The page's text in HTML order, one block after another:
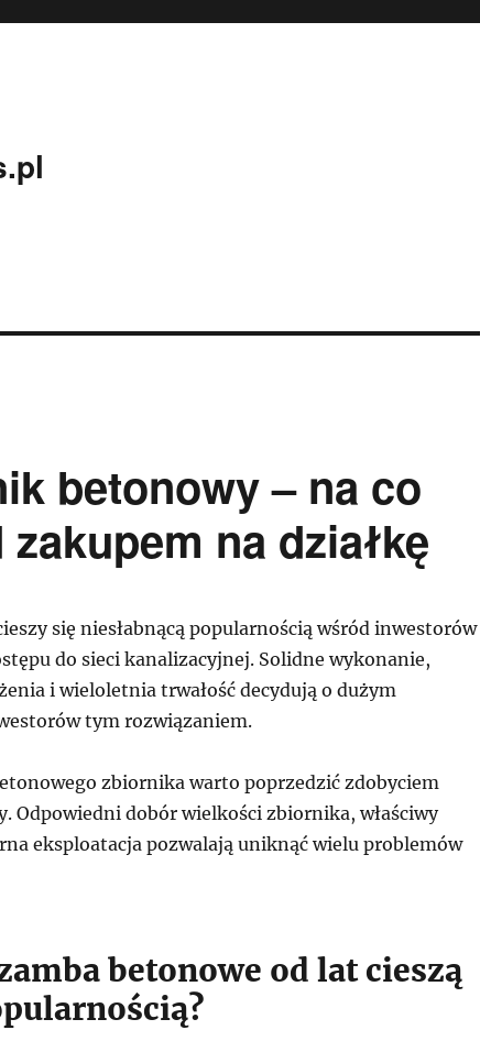
betonowy – na co
na działkę
się niesłabnącą popularnością wśród inwestorów
do sieci kanalizacyjnej. Solidne wykonanie,
i wieloletnia trwałość decydują o dużym
tym rozwiązaniem.
zbiornika warto poprzedzić zdobyciem
Odpowiedni dobór wielkości zbiornika, właściwy
eksploatacja pozwalają uniknąć wielu problemów
betonowe od lat cieszą